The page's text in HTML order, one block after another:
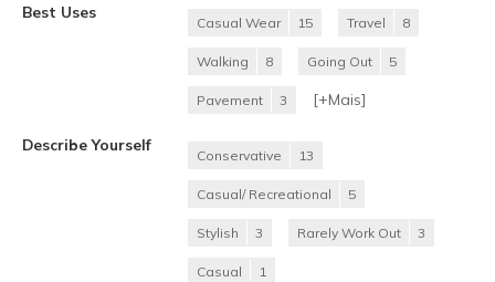
Best Uses
Casual Wear 15 Travel 8
Walking 8 Going Out 5
Pavement 3 [+Mais]
Describe Yourself
Conservative 13
Casual/ Recreational 5
Stylish 3 Rarely Work Out 3
Casual 1